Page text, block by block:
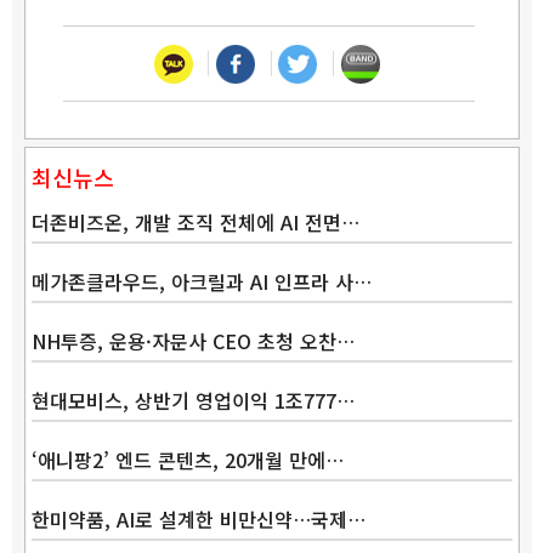
최신뉴스
더존비즈온, 개발 조직 전체에 AI 전면…
메가존클라우드, 아크릴과 AI 인프라 사…
NH투증, 운용·자문사 CEO 초청 오찬…
현대모비스, 상반기 영업이익 1조777…
‘애니팡2’ 엔드 콘텐츠, 20개월 만에…
한미약품, AI로 설계한 비만신약…국제…